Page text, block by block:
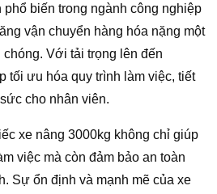
biến trong ngành công nghiệp
vận chuyển hàng hóa nặng một
Với tải trọng lên đến
tối ưu hóa quy trình làm việc, tiết
cho nhân viên.
xe nâng 3000kg không chỉ giúp
việc mà còn đảm bảo an toàn
Sự ổn định và mạnh mẽ của xe